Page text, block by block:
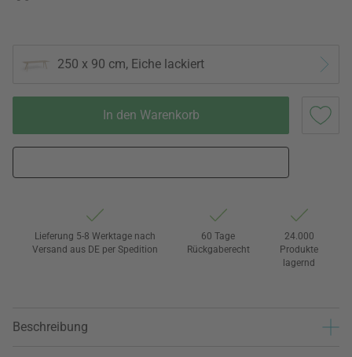
250 x 90 cm, Eiche lackiert
In den Warenkorb
Lieferung 5-8 Werktage nach
Versand aus DE per Spedition
60 Tage
Rückgaberecht
24.000
Produkte
lagernd
Beschreibung